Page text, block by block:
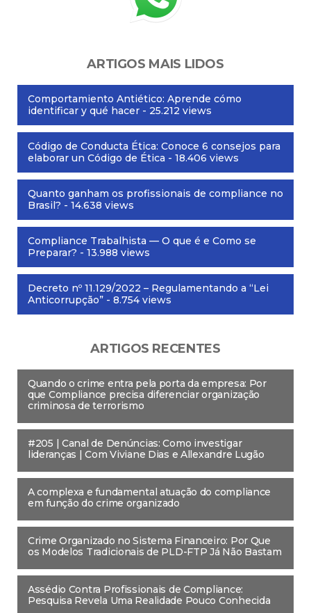
ARTIGOS MAIS LIDOS
Comportamiento Antiético: Aprende cómo
identificar y qué hacer - 25.212 views
Código de Conducta Ética: Conoce 6 consejos para
elaborar un Código de Ética - 18.406 views
Quanto ganham os profissionais de compliance no
Brasil? - 14.638 views
Compliance Trabalhista — O que é e Como se
Preparar? - 13.988 views
Decreto nº 11.129/2022 – Regulamentando a “Lei
Anticorrupção” - 8.754 views
ARTIGOS RECENTES
Quando o crime entra pela porta da empresa: Por
que Compliance precisa diferenciar organização
criminosa de terrorismo
#205 | Canal de Denúncias: Como investigar
lideranças | Com Viviane Dias e Allexandre Lugão
A complexa e fundamental atuação do compliance
em função do crime organizado
Crime Organizado no Sistema Financeiro: Por Que
os Modelos Tradicionais de PLD-FTP Já Não Bastam
Assédio Contra Profissionais de Compliance:
Pesquisa Revela Uma Realidade Pouco Conhecida